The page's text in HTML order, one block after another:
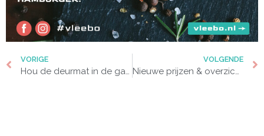
VORIGE
Hou de deurmat in de gaten! Eén dezer dagen vind je Vleebo op je deurmat met spannend nieuws!
VOLGENDE
Nieuwe prijzen & overzichtelijke prijslijst bij Vleebo!